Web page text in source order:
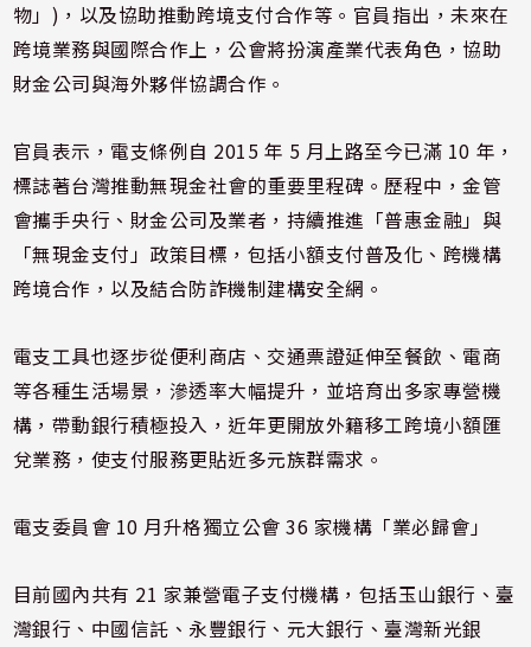
物」)，以及協助推動跨境支付合作等。官員指出，未來在
跨境業務與國際合作上，公會將扮演產業代表角色，協助
財金公司與海外夥伴協調合作。
官員表示，電支條例自 2015 年 5 月上路至今已滿 10 年，
標誌著台灣推動無現金社會的重要里程碑。歷程中，金管
會攜手央行、財金公司及業者，持續推進「普惠金融」與
「無現金支付」政策目標，包括小額支付普及化、跨機構
跨境合作，以及結合防詐機制建構安全網。
電支工具也逐步從便利商店、交通票證延伸至餐飲、電商
等各種生活場景，滲透率大幅提升，並培育出多家專營機
構，帶動銀行積極投入，近年更開放外籍移工跨境小額匯
兌業務，使支付服務更貼近多元族群需求。
電支委員會 10 月升格獨立公會 36 家機構「業必歸會」
目前國內共有 21 家兼營電子支付機構，包括玉山銀行、臺
灣銀行、中國信託、永豐銀行、元大銀行、臺灣新光銀